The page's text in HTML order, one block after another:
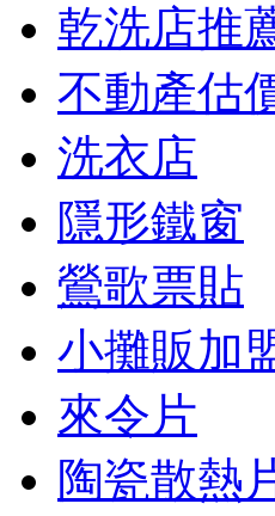
乾洗店推
不動產估
洗衣店
隱形鐵窗
鶯歌票貼
小攤販加
來令片
陶瓷散熱